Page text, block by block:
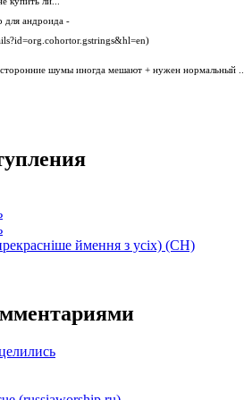
для андроида -
шумы иногда мешают + нужен нормальный
ймення з усіх) (СН)